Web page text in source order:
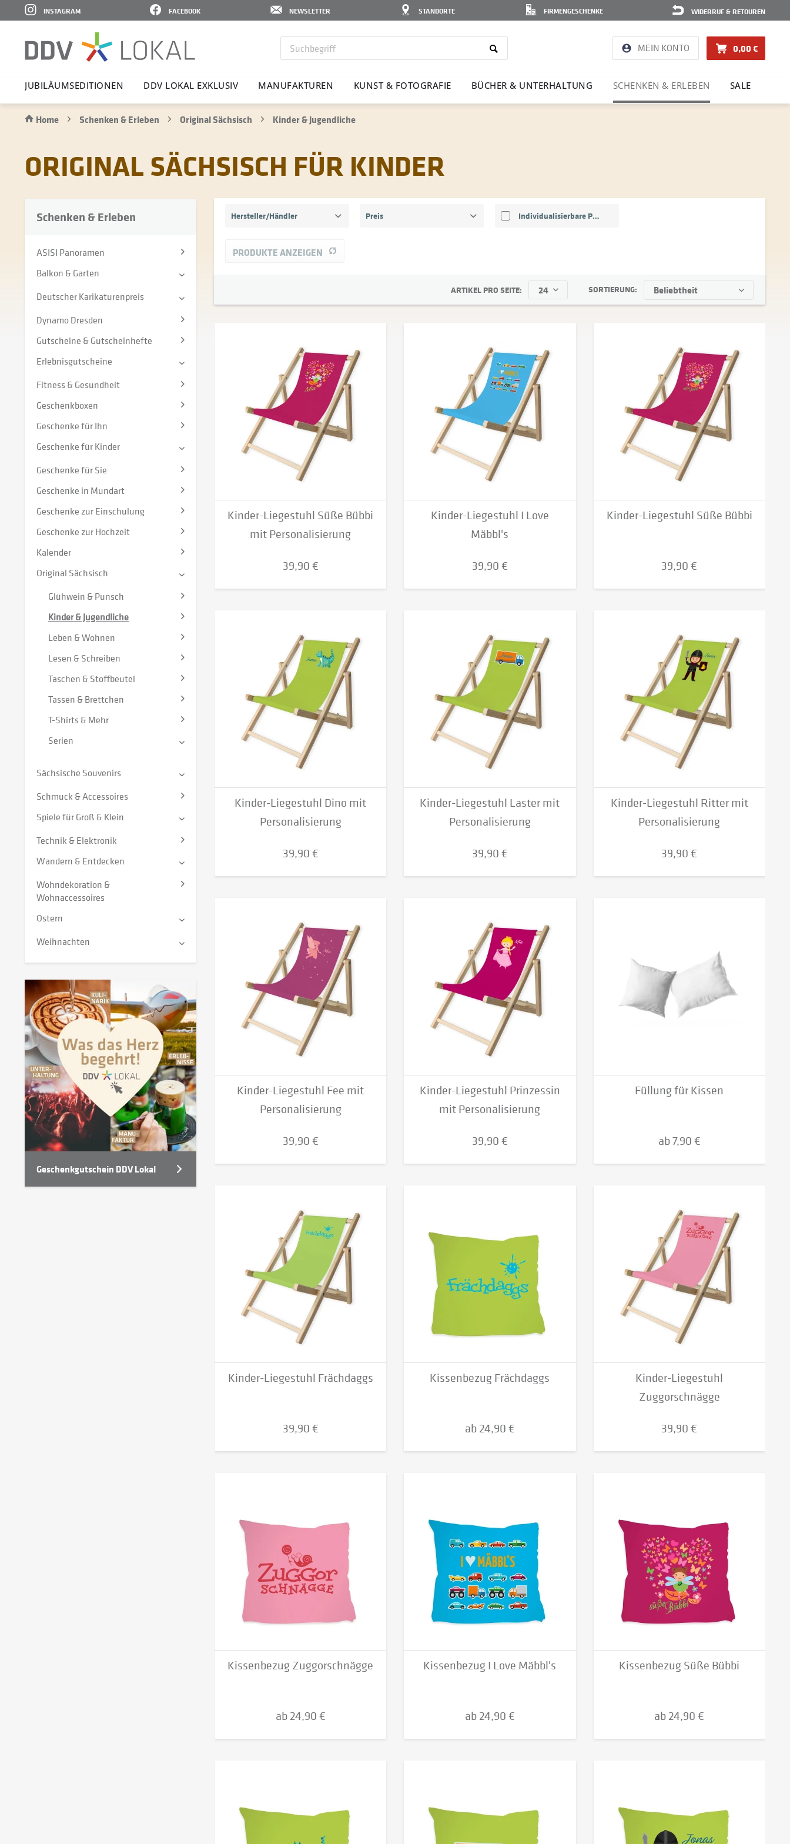
WIDERRUF & RETOUREN
FIRMENGESCHENKE
STANDORTE
NEWSLETTER
FACEBOOK
INSTAGRAM
MEIN KONTO 0,00 €
JUBI­LÄ­UMS­E­DI­TIONEN DDV LOKAL EXKLUSIV MANU­FAK­TUREN KUNST & FOTO­GRAFIE BÜCHER & UNTER­HAL­TUNG SCHENKEN & ERLEBEN SALE
Home Schenken & Erleben Original Sächsisch Kinder & Jugendliche
ORIGINAL SÄCHSISCH FÜR KINDER
Schenken & Erleben
ASISI Panoramen
Balkon & Garten
Deutscher Karikaturenpreis
Dynamo Dresden
Gutscheine & Gutscheinhefte
Erlebnisgutscheine
Fitness & Gesundheit
Geschenkboxen
Geschenke für Ihn
Geschenke für Kinder
Geschenke für Sie
Geschenke in Mundart
Geschenke zur Einschulung
Geschenke zur Hochzeit
Kalender
Original Sächsisch
Glühwein & Punsch
Kinder & Jugendliche
Leben & Wohnen
Lesen & Schreiben
Taschen & Stoffbeutel
Tassen & Brettchen
T-Shirts & Mehr
Serien
Sächsische Souvenirs
Schmuck & Accessoires
Spiele für Groß & Klein
Technik & Elektronik
Wandern & Entdecken
Wohndekoration &
Wohnaccessoires
Ostern
Weihnachten
Geschenkgutschein DDV Lokal
Hersteller/Händler Preis Individualisierbare Produkte
PRODUKTE ANZEIGEN
SORTIERUNG:
ARTIKEL PRO SEITE:
Kinder-Liegestuhl Süße Bübbi
mit Personalisierung
39,90 €
Kinder-Liegestuhl I Love
Mäbbl's
39,90 €
Kinder-Liegestuhl Süße Bübbi
39,90 €
Kinder-Liegestuhl Dino mit
Personalisierung
39,90 €
Kinder-Liegestuhl Laster mit
Personalisierung
39,90 €
Kinder-Liegestuhl Ritter mit
Personalisierung
39,90 €
Kinder-Liegestuhl Fee mit
Personalisierung
39,90 €
Kinder-Liegestuhl Prinzessin
mit Personalisierung
39,90 €
Füllung für Kissen
ab 7,90 €
Kinder-Liegestuhl Frächdaggs
39,90 €
Kissenbezug Frächdaggs
ab 24,90 €
Kinder-Liegestuhl
Zuggorschnägge
39,90 €
Kissenbezug Zuggorschnägge
ab 24,90 €
Kissenbezug I Love Mäbbl's
ab 24,90 €
Kissenbezug Süße Bübbi
ab 24,90 €